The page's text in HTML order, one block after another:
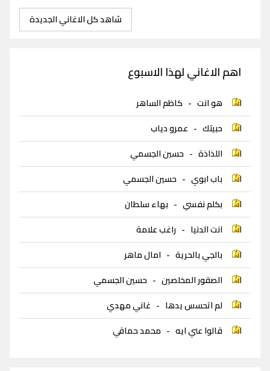
شاهد كل الاغاني الجديدة
اهم الاغاني لهذا الاسبوع
هو انت - كاظم الساهر
حبيتك - عمرو دياب
اللذاذة - حسين الجسمي
باب ابوي - حسين الجسمي
بكلم نفسي - بهاء سلطان
انت الدنيا - راغب علامة
بالجي بالحرية - امال ماهر
الصقور المخلصين - حسين الجسمي
لم اتحسس يدها - غاني مهدي
قالوا عني ايه - محمد حماقي